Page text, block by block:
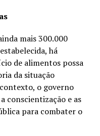
mais 300.000
há
de alimentos possa
da situação
o governo
conscientização e as
para combater o